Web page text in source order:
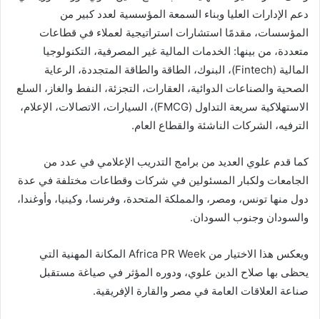
دعم الإدارات العليا وبناء السمعة المؤسسية لعدد كبير من
المؤسسات، مقدمًا استشارات استراتيجية لعملاء في قطاعات
متعددة، من بينها: الخدمات المالية غير المصرفية، التكنولوجيا
المالية (Fintech)، البنوك، الطاقة والطاقة المتجددة، الرعاية
الصحية والصناعات الدوائية، العقارات، التجزئة، النفط والغاز، السلع
الاستهلاكية سريعة التداول (FMCG)، السيارات، الاتصالات، الإعلام،
الترفيه، الشركات الناشئة والقطاع العام.
كما قدم علوي العديد من برامج التدريب الإعلامي في عدد من
الجامعات ولكبار المسئولين في شركات وقطاعات مختلفة في عدة
دول منها تونس، ومصر، والمملكة المتحدة، وفرنسا، وكينيا، وأوغندا،
والسودان وجنوب السودان.
ويعكس هذا الاختيار من Africa PR Week المكانة المهنية التي
يحظى بها صلاح الدين علوي، ودوره المؤثر في صياغة مستقبل
صناعة العلاقات العامة في مصر والقارة الإفريقية.